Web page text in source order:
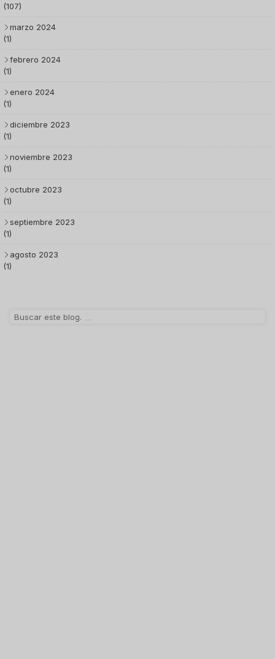
(107)
marzo 2024
(1)
febrero 2024
(1)
enero 2024
(1)
diciembre 2023
(1)
noviembre 2023
(1)
octubre 2023
(1)
septiembre 2023
(1)
agosto 2023
(1)